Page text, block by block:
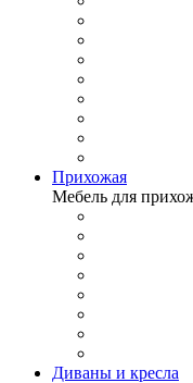
Прихожая
Мебель для
Диваны и кресла